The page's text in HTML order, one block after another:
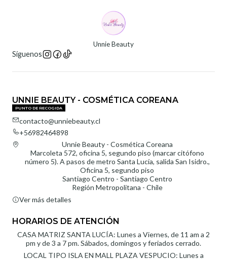
Unnie Beauty
Síguenos
UNNIE BEAUTY - COSMÉTICA COREANA
PUNTO DE RECOGIDA
contacto@unniebeauty.cl
+56982464898
Unnie Beauty - Cosmética Coreana
Marcoleta 572, oficina 5, segundo piso (marcar citófono
número 5). A pasos de metro Santa Lucía, salida San Isidro.,
Oficina 5, segundo piso
Santiago Centro - Santiago Centro
Región Metropolitana - Chile
Ver más detalles
HORARIOS DE ATENCIÓN
CASA MATRIZ SANTA LUCÍA: Lunes a Viernes, de 11 am a 2
pm y de 3 a 7 pm. Sábados, domingos y feriados cerrado.
LOCAL TIPO ISLA EN MALL PLAZA VESPUCIO: Lunes a